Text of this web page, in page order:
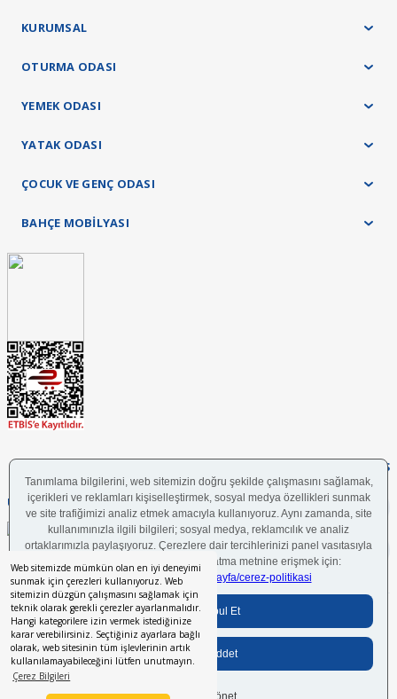
Web sitemizde mümkün olan en iyi deneyimi
sunmak için çerezleri kullanıyoruz. Web
sitemizin düzgün çalışmasını sağlamak için
teknik olarak gerekli çerezler ayarlanmalıdır.
Hangi kategorilere izin vermek istediğinize
karar verebilirsiniz. Seçtiğiniz ayarlara bağlı
olarak, web sitesinin tüm işlevlerinin artık
kullanılamayabileceğini lütfen unutmayın.
Çerez Bilgileri
KURUMSAL
OTURMA ODASI
YEMEK ODASI
YATAK ODASI
ÇOCUK VE GENÇ ODASI
BAHÇE MOBİLYASI
UYGULAMAMIZI İNDİRİN
FOLLOW US
Bilgi Toplumu Hizmetleri BGYS Politikası Çerez Politikası
© 2024 İstikbal Mobilya A.Ş.